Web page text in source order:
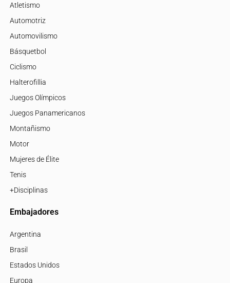
Atletismo
Automotriz
Automovilismo
Básquetbol
Ciclismo
Halterofillia
Juegos Olímpicos
Juegos Panamericanos
Montañismo
Motor
Mujeres de Élite
Tenis
+Disciplinas
Embajadores
Argentina
Brasil
Estados Unidos
Europa